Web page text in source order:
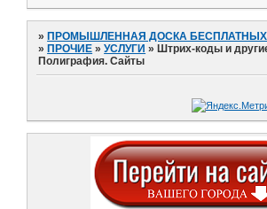
»ПРОМЫШЛЕННАЯ ДОСКА
»ПРОЧИЕ »УСЛУГИ »Штрих-коды и
Полиграфия. Сайты